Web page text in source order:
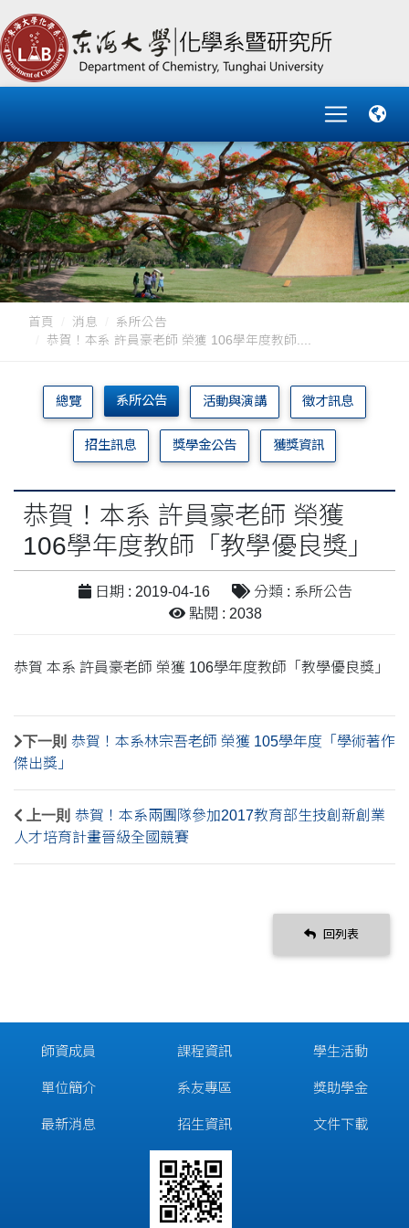
首頁 消息
系所公告
恭賀！本系 許員豪老師 榮獲 106學年度教師....
總覽 系所公告 活動與演講 徵才訊息
招生訊息 獎學金公告 獲獎資訊
恭賀！本系 許員豪老師 榮獲
106學年度教師「教學優良獎」
日期 : 2019-04-16
分類 : 系所公告
點閱 : 2038
恭賀 本系 許員豪老師 榮獲 106學年度教師「教學優良獎」
下一則 恭賀！本系林宗吾老師 榮獲 105學年度「學術著作
傑出獎」
上一則 恭賀！本系兩團隊參加2017教育部生技創新創業
人才培育計畫晉級全國競賽
回列表
師資成員
單位簡介
最新消息
課程資訊
系友專區
招生資訊
學生活動
獎助學金
文件下載